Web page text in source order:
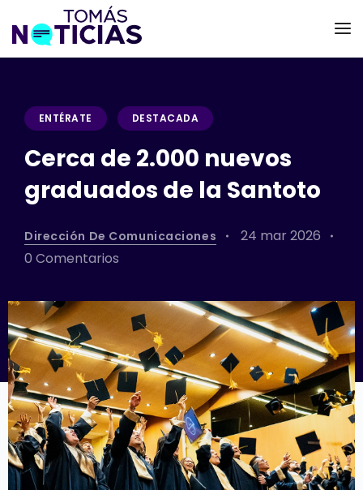
ENTÉRATE DESTACADA
Cerca de 2.000 nuevos
graduados de la Santoto
Dirección De Comunicaciones
24 mar 2026
0 Comentarios